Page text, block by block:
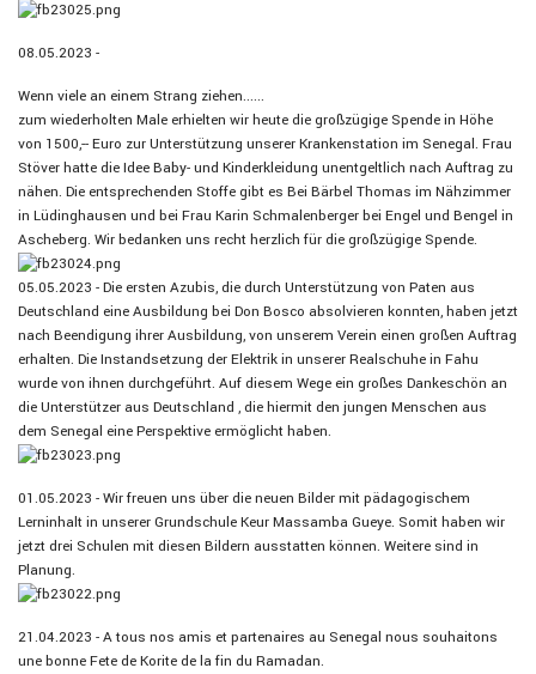
08.05.2023 -
Wenn viele an einem Strang ziehen......
zum wiederholten Male erhielten wir heute die großzügige Spende in Höhe
von 1500,-- Euro zur Unterstützung unserer Krankenstation im Senegal. Frau
Stöver hatte die Idee Baby- und Kinderkleidung unentgeltlich nach Auftrag zu
nähen. Die entsprechenden Stoffe gibt es Bei Bärbel Thomas im Nähzimmer
in Lüdinghausen und bei Frau Karin Schmalenberger bei Engel und Bengel in
Ascheberg. Wir bedanken uns recht herzlich für die großzügige Spende.
05.05.2023 - Die ersten Azubis, die durch Unterstützung von Paten aus
Deutschland eine Ausbildung bei Don Bosco absolvieren konnten, haben jetzt
nach Beendigung ihrer Ausbildung, von unserem Verein einen großen Auftrag
erhalten. Die Instandsetzung der Elektrik in unserer Realschuhe in Fahu
wurde von ihnen durchgeführt. Auf diesem Wege ein großes Dankeschön an
die Unterstützer aus Deutschland , die hiermit den jungen Menschen aus
dem Senegal eine Perspektive ermöglicht haben.
01.05.2023 - Wir freuen uns über die neuen Bilder mit pädagogischem
Lerninhalt in unserer Grundschule Keur Massamba Gueye. Somit haben wir
jetzt drei Schulen mit diesen Bildern ausstatten können. Weitere sind in
Planung.
21.04.2023 - A tous nos amis et partenaires au Senegal nous souhaitons
une bonne Fete de Korite de la fin du Ramadan.